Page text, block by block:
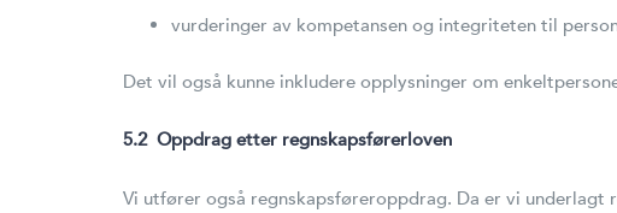
vurderinger av kompetansen og integriteten til
Det vil også kunne inkludere opplysninger om
5.2 Oppdrag etter regnskapsførerloven
Vi utfører også regnskapsføreroppdrag. Da er vi